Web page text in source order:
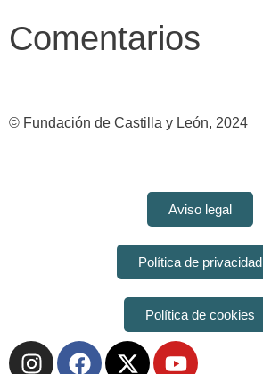
Comentarios
© Fundación de Castilla y León, 2024
Aviso legal
Política de privacidad
Política de cookies